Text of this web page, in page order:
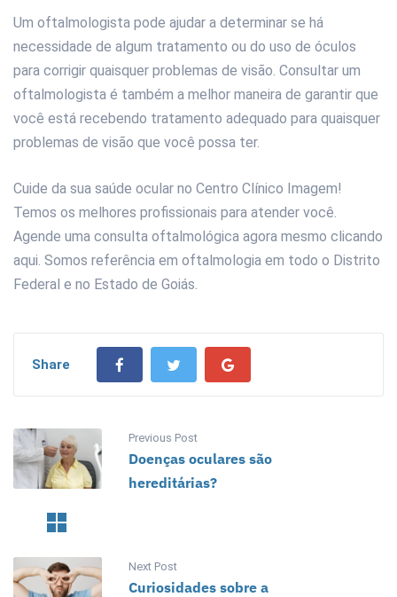
Um oftalmologista pode ajudar a determinar se há
necessidade de algum tratamento ou do uso de óculos
para corrigir quaisquer problemas de visão. Consultar um
oftalmologista é também a melhor maneira de garantir que
você está recebendo tratamento adequado para quaisquer
problemas de visão que você possa ter.
Cuide da sua saúde ocular no Centro Clínico Imagem!
Temos os melhores profissionais para atender você.
Agende uma consulta oftalmológica agora mesmo clicando
aqui. Somos referência em oftalmologia em todo o Distrito
Federal e no Estado de Goiás.
Share
Previous Post
Doenças oculares são
hereditárias?
Next Post
Curiosidades sobre a